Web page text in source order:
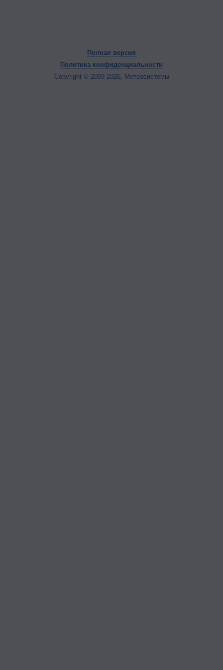
Полная версия
Политика конфиденциальности
Copyright © 2009-2026, Метеосистемы